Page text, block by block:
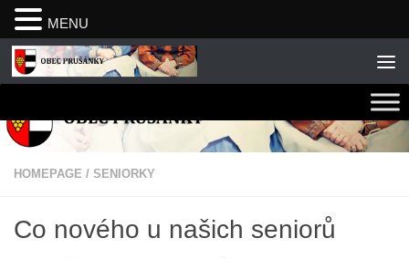
Skip to content
HOMEPAGE / SENIORKY
Co nového u našich seniorů
MENU